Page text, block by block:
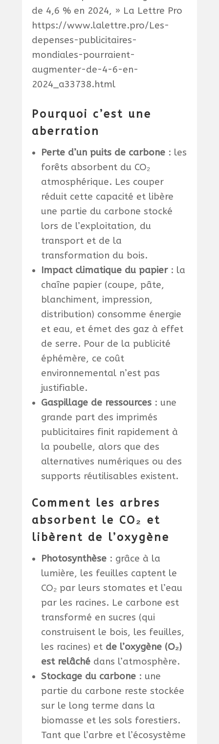
de 4,6 % en 2024, » La Lettre Pro
https://www.lalettre.pro/Les-
depenses-publicitaires-
mondiales-pourraient-
augmenter-de-4-6-en-
2024_a33738.html
Pourquoi c’est une
aberration
Perte d’un puits de carbone: les
forêts absorbent du CO₂
atmosphérique. Les couper
réduit cette capacité et libère
une partie du carbone stocké
lors de l’exploitation, du
transport et de la
transformation du bois.
Impact climatique du papier: la
chaîne papier (coupe, pâte,
blanchiment, impression,
distribution) consomme énergie
et eau, et émet des gaz à effet
de serre. Pour de la publicité
éphémère, ce coût
environnemental n’est pas
justifiable.
Gaspillage de ressources: une
grande part des imprimés
publicitaires finit rapidement à
la poubelle, alors que des
alternatives numériques ou des
supports réutilisables existent.
Comment les arbres
absorbent le CO₂ et
libèrent de l’oxygène
Photosynthèse: grâce à la
lumière, les feuilles captent le
CO₂ par leurs stomates et l’eau
par les racines. Le carbone est
transformé en sucres (qui
construisent le bois, les feuilles,
les racines) et de l’oxygène (O₂)
est relâchédans l’atmosphère.
Stockage du carbone: une
partie du carbone reste stockée
sur le long terme dans la
biomasse et les sols forestiers.
Tant que l’arbre et l’écosystème